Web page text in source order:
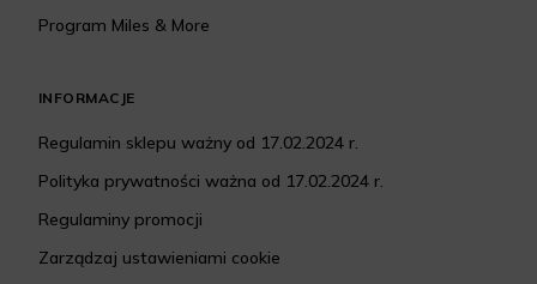
Program Miles & More
INFORMACJE
Regulamin sklepu ważny od 17.02.2024 r.
Polityka prywatności ważna od 17.02.2024 r.
Regulaminy promocji
Zarządzaj ustawieniami cookie